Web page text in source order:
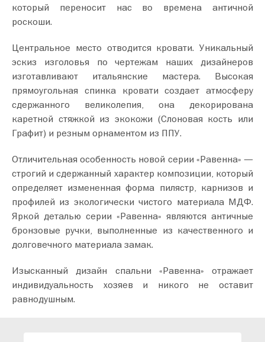
который переносит нас во времена античной
роскоши.
Центральное место отводится кровати. Уникальный
эскиз изголовья по чертежам наших дизайнеров
изготавливают итальянские мастера. Высокая
прямоугольная спинка кровати создает атмосферу
сдержанного великолепия, она декорирована
каретной стяжкой из экокожи (Слоновая кость или
Графит) и резным орнаментом из ППУ.
Отличительная особенность новой серии «Равенна» —
строгий и сдержанный характер композиции, который
определяет измененная форма пилястр, карнизов и
профилей из экологически чистого материала МДФ.
Яркой деталью серии «Равенна» являются античные
бронзовые ручки, выполненные из качественного и
долговечного материала замак.
Изысканный дизайн спальни «Равенна» отражает
индивидуальность хозяев и никого не оставит
равнодушным.